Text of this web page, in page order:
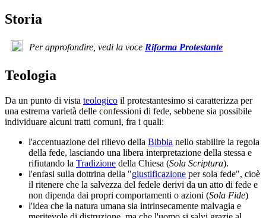
Storia
Per approfondire, vedi la voce Riforma Protestante
Teologia
Da un punto di vista teologico il protestantesimo si caratterizza per
una estrema varietà delle confessioni di fede, sebbene sia possibile
individuare alcuni tratti comuni, fra i quali:
l'accentuazione del rilievo della Bibbia nello stabilire la regola
della fede, lasciando una libera interpretazione della stessa e
rifiutando la Tradizione della Chiesa (Sola Scriptura).
l'enfasi sulla dottrina della "giustificazione per sola fede", cioè
il ritenere che la salvezza del fedele derivi da un atto di fede e
non dipenda dai propri comportamenti o azioni (Sola Fide)
l'idea che la natura umana sia intrinsecamente malvagia e